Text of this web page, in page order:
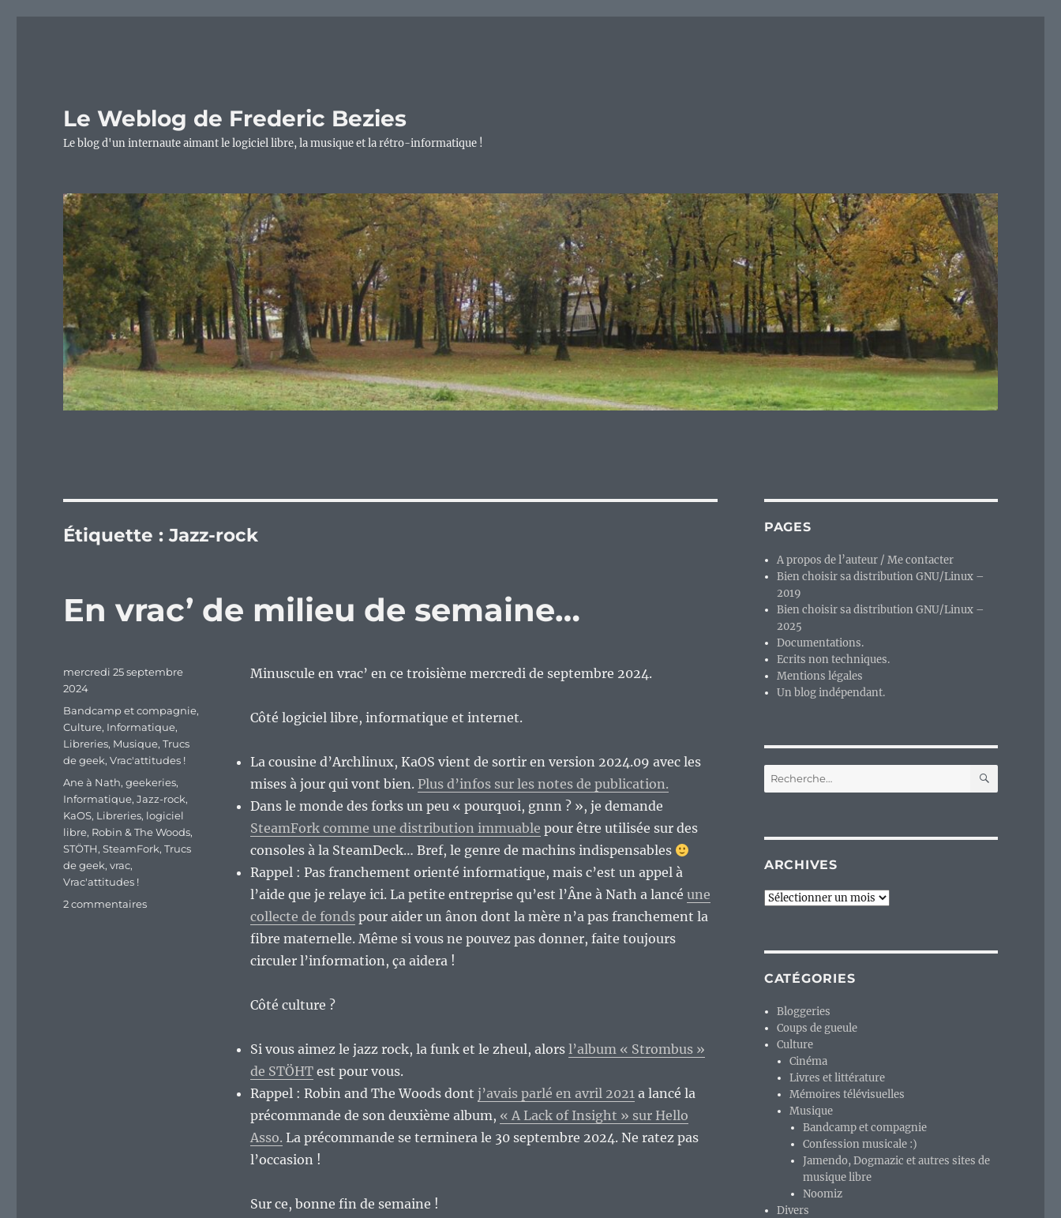
Le Weblog de Frederic Bezies
Le blog d'un internaute aimant le logiciel libre, la musique et la rétro-informatique !
Étiquette :Jazz-rock
En vrac’ de milieu de semaine…
Minuscule en vrac’ en ce troisième mercredi de septembre 2024.
Côté logiciel libre, informatique et internet.
La cousine d’Archlinux, KaOS vient de sortir en version 2024.09 avec les
mises à jour qui vont bien. Plus d’infos sur les notes de publication.
Dans le monde des forks un peu « pourquoi, gnnn ? », je demande
SteamFork comme une distribution immuable pour être utilisée sur des
consoles à la SteamDeck… Bref, le genre de machins indispensables
Rappel : Pas franchement orienté informatique, mais c’est un appel à
l’aide que je relaye ici. La petite entreprise qu’est l’Âne à Nath a lancé une
collecte de fondspour aider un ânon dont la mère n’a pas franchement la
fibre maternelle. Même si vous ne pouvez pas donner, faite toujours
circuler l’information, ça aidera !
Côté culture ?
Si vous aimez le jazz rock, la funk et le zheul, alors l’album « Strombus »
de STÖHTest pour vous.
Rappel : Robin and The Woods dont j’avais parlé en avril 2021a lancé la
précommande de son deuxième album, « A Lack of Insight » sur Hello
Asso. La précommande se terminera le 30 septembre 2024. Ne ratez pas
l’occasion !
Sur ce, bonne fin de semaine !
Publié
le
mercredi 25 septembre
2024
Catégories
Bandcamp et compagnie,
Culture, Informatique,
Libreries, Musique,Trucs
de geek,Vrac'attitudes !
Étiquettes
Ane à Nath,geekeries,
Informatique,Jazz-rock,
KaOS, Libreries, logiciel
libre, Robin & The Woods,
STÖTH,SteamFork,Trucs
de geek,vrac,
Vrac'attitudes !
2 commentairessur
PAGES
A propos de l’auteur / Me contacter
Bien choisir sa distribution GNU/Linux –
2019
Bien choisir sa distribution GNU/Linux –
2025
Documentations.
Ecrits non techniques.
Mentions légales
Un blog indépendant.
Recherche
pour :
ARCHIVES
Archives
CATÉGORIES
Bloggeries
Coups de gueule
Culture
Cinéma
Livres et littérature
Mémoires télévisuelles
Musique
Bandcamp et compagnie
Confession musicale :)
Jamendo, Dogmazic et autres sites de
musique libre
Noomiz
Divers